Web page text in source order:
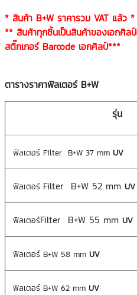
* สินค้า B+W ราคารวม VAT แล้ว *
** สินค้าทุกชิ้นเป็นสินค้าของเอกศิ
สติ๊กเกอร์ Barcode เอกศิลป์***
ตารางราคาฟิลเตอร์ B+W
รุ่น
ฟิลเตอร์ Filter B+W 37 mm UV
ฟิลเตอร์ Filter B+W 52 mm UV
ฟิลเตอร์Filter B+W 55 mm UV
ฟิลเตอร์ B+W 58 mm UV
ฟิลเตอร์ B+W 62 mm UV